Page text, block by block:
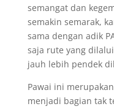
semangat dan
semakin semarak,
sama dengan adik
saja rute yang
jauh lebih pendek
Pawai ini
menjadi bagian tak